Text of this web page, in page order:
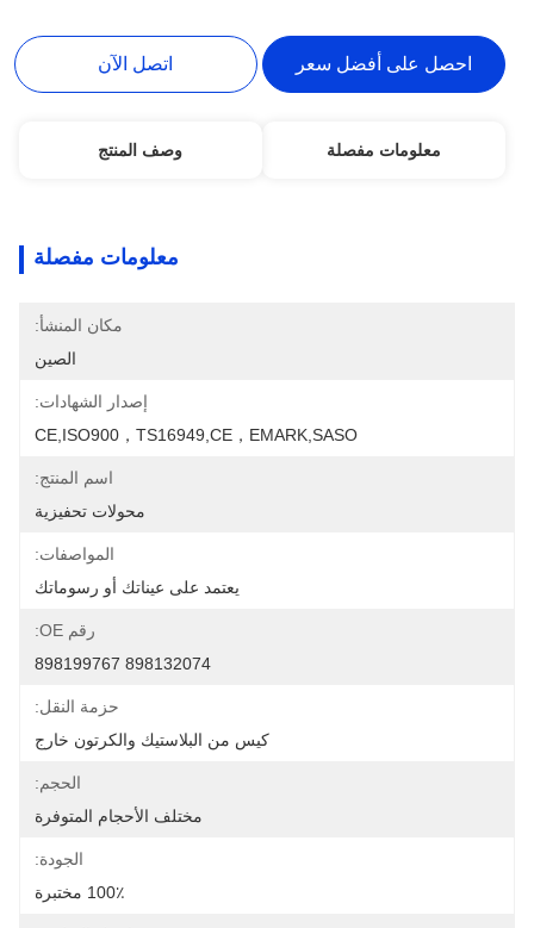
احصل على أفضل سعر اتصل الآن
معلومات مفصلة وصف المنتج
معلومات مفصلة
مكان المنشأ:
الصين
إصدار الشهادات:
CE,ISO900，TS16949,CE，EMARK,SASO
اسم المنتج:
محولات تحفيزية
المواصفات:
يعتمد على عيناتك أو رسوماتك
رقم OE:
898132074 898199767
حزمة النقل:
كيس من البلاستيك والكرتون خارج
الحجم:
مختلف الأحجام المتوفرة
الجودة:
100٪ مختبرة